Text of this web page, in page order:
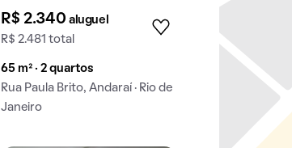
R$ 2.340 aluguel
R$ 2.481 total
65 m² · 2 quartos
Rua Paula Brito, Andaraí · Rio de
Janeiro